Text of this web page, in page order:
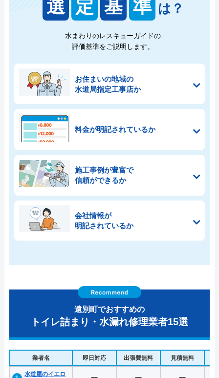
選 定 基 準 は？
水まわりのレスキューガイドの
評価基準をご説明します。
お住まいの地域の
水道局指定工事店か
料金が明記されているか
施工事例が豊富で
信頼ができるか
会社情報が
明記されているか
遠別町でおすすめの
トイレ詰まり・水漏れ修理業者15選
業者名 即日対応 出張費無料 見積無料
水道屋のイエロ